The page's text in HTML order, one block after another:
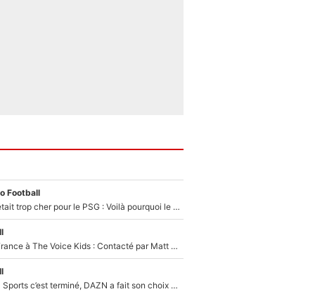
Football
Yan Diomandé était trop cher pour le PSG : Voilà pourquoi le Real Madrid a accepté de payer la somme record de 140M€ pour boucler son transfert !
De l'équipe de France à The Voice Kids : Contacté par Matt Pokora, Kylian Mbappé a accepté de jouer un rôle inédit sur TF1 !
La Liga sur beIN Sports c’est terminé, DAZN a fait son choix pour Benjamin Da Silva et Omar Da Fonseca !